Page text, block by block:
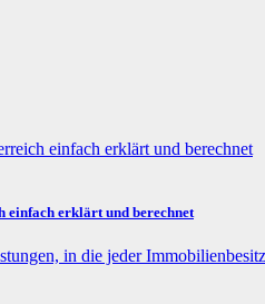
einfach erklärt und berechnet